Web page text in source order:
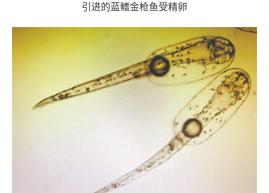
引进的蓝鳍金枪鱼受精卵